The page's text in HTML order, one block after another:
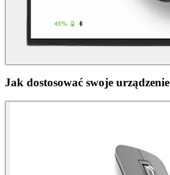
Jak dostosować swoje urządzenie